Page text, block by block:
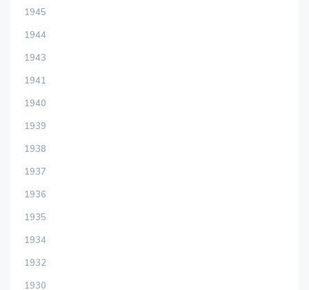
1945
1944
1943
1941
1940
1939
1938
1937
1936
1935
1934
1932
1930